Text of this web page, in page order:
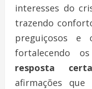
interesses do
trazendo
preguiçosos e
fortalecendo
resposta certa
afirmações